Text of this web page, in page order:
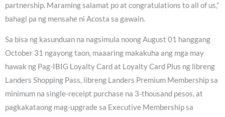
partnership. Maraming salamat po at congratulations to all of us,”
bahagi pa ng mensahe ni Acosta sa gawain.
Sa bisa ng kasunduan na nagsimula noong August 01 hanggang
October 31 ngayong taon, maaaring makakuha ang mga may
hawak ng Pag-IBIG Loyalty Card at Loyalty Card Plus ng libreng
Landers Shopping Pass, libreng Landers Premium Membership sa
minimum na single-receipt purchase na 3-thousand pesos, at
pagkakataong mag-upgrade sa Executive Membership sa